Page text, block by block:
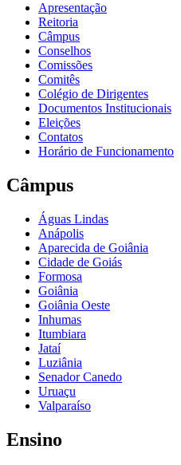
Apresentação
Reitoria
Câmpus
Conselhos
Comissões
Comitês
Colégio de Dirigentes
Documentos Institucionais
Eleições
Contatos
Horário de Funcionamento
Câmpus
Águas Lindas
Anápolis
Aparecida de Goiânia
Cidade de Goiás
Formosa
Goiânia
Goiânia Oeste
Inhumas
Itumbiara
Jataí
Luziânia
Senador Canedo
Uruaçu
Valparaíso
Ensino